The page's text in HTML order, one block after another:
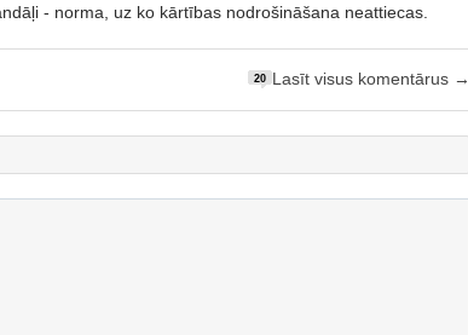
- norma, uz ko kārtības nodrošināšana neattiecas.
20 Lasīt visus komentārus →